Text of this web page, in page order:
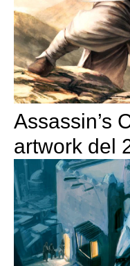
Assassin’s
artwork del